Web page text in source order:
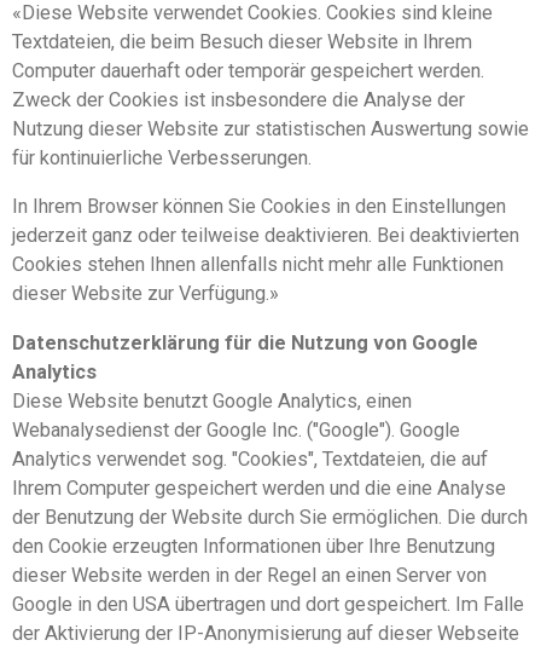
«Diese Website verwendet Cookies. Cookies sind kleine
Textdateien, die beim Besuch dieser Website in Ihrem
Computer dauerhaft oder temporär gespeichert werden.
Zweck der Cookies ist insbesondere die Analyse der
Nutzung dieser Website zur statistischen Auswertung sowie
für kontinuierliche Verbesserungen.
In Ihrem Browser können Sie Cookies in den Einstellungen
jederzeit ganz oder teilweise deaktivieren. Bei deaktivierten
Cookies stehen Ihnen allenfalls nicht mehr alle Funktionen
dieser Website zur Verfügung.»
Datenschutzerklärung für die Nutzung von Google
Analytics
Diese Website benutzt Google Analytics, einen
Webanalysedienst der Google Inc. ("Google"). Google
Analytics verwendet sog. "Cookies", Textdateien, die auf
Ihrem Computer gespeichert werden und die eine Analyse
der Benutzung der Website durch Sie ermöglichen. Die durch
den Cookie erzeugten Informationen über Ihre Benutzung
dieser Website werden in der Regel an einen Server von
Google in den USA übertragen und dort gespeichert. Im Falle
der Aktivierung der IP-Anonymisierung auf dieser Webseite